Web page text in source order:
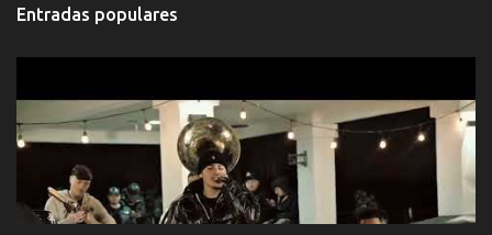
Entradas populares